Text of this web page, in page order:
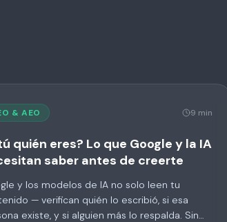
& AEO 9 min
quién eres? Lo que Google y la IA
saber antes de creerte
y los modelos de IA no solo leen tu
— verifican quién lo escribió, si esa
existe, y si alguien más lo respalda. Sin